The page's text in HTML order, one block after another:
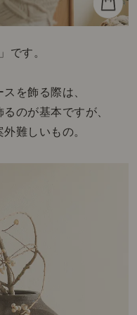
です。
を飾る際は、
のが基本ですが、
難しいもの。